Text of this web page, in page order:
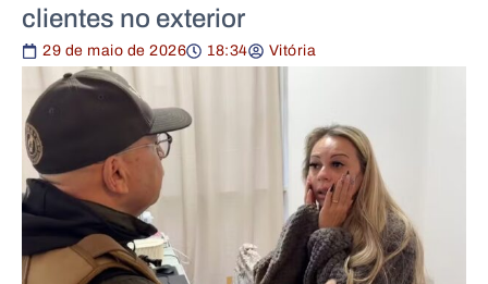
clientes no exterior
29 de maio de 2026 18:34 Vitória